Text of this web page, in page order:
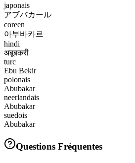
japonais
アブバカール
coreen
아부바카르
hindi
अबूबकरी
turc
Ebu Bekir
polonais
Abubakar
neerlandais
Abubakar
suedois
Abubakar
Questions Fréquentes